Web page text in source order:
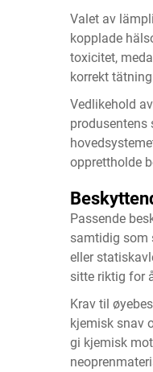
Valet av
kopplade
toxicitet,
korrekt
Vedlikehold
produsentens
opprettholde
Passende
samtidig som
eller
sitte riktig for
Krav til
kjemisk snav
gi kjemisk